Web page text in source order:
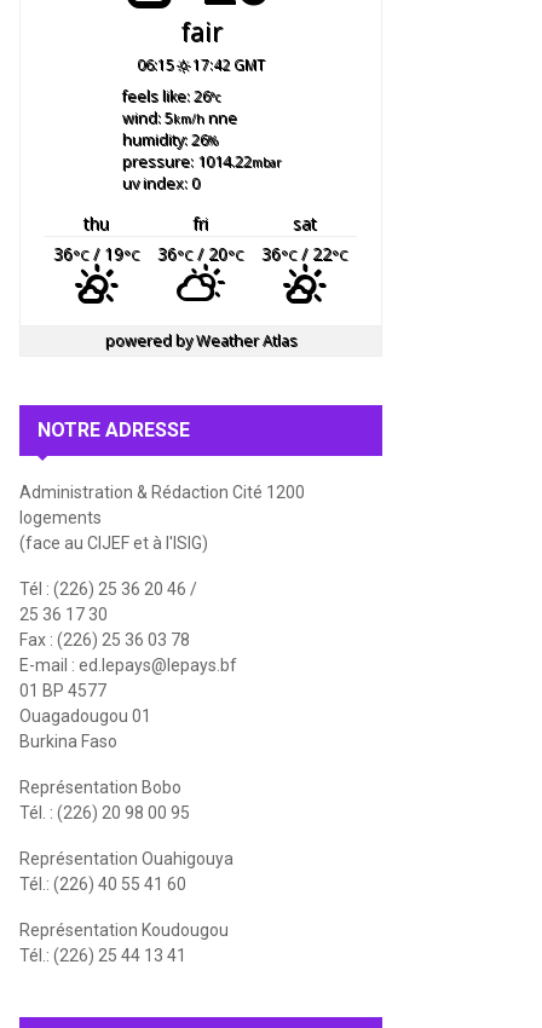
fair
06:15 17:42 GMT
feels like: 26°c
wind: 5km/hnne
humidity: 26%
pressure: 1014.22mbar
uv index: 0
thu fri
sat
36°C/ 19°C 36°C/ 20°C 36°C/ 22°C
powered byWeather Atlas
NOTRE ADRESSE
Administration & Rédaction Cité 1200
logements
(face au CIJEF et à l'ISIG)
Tél : (226) 25 36 20 46 /
25 36 17 30
Fax : (226) 25 36 03 78
E-mail : ed.lepays@lepays.bf
01 BP 4577
Ouagadougou 01
Burkina Faso
Représentation Bobo
Tél. : (226) 20 98 00 95
Représentation Ouahigouya
Tél.: (226) 40 55 41 60
Représentation Koudougou
Tél.: (226) 25 44 13 41